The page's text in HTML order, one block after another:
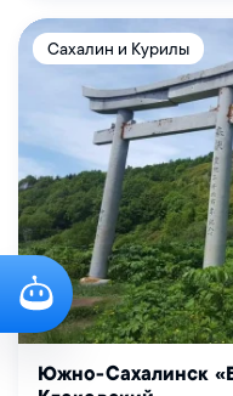
Сахалин и Курилы
Южно-Сахалинск